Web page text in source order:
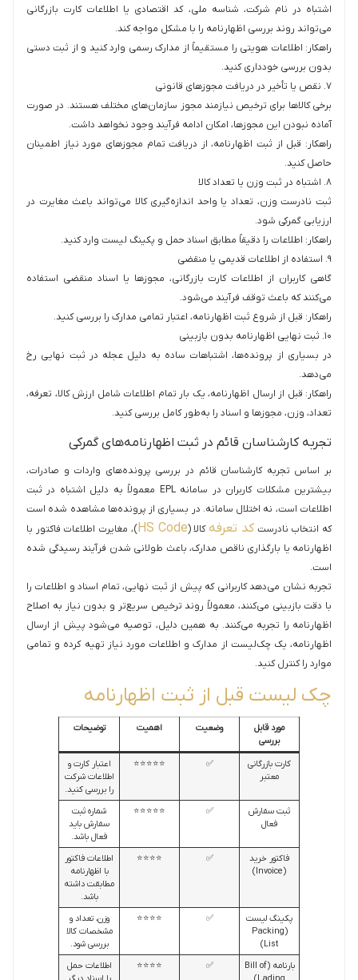
اشتباه در نام شرکت، شناسه ملی، کد اقتصادی یا اطلاعات کارت بازرگانی
می‌تواند روند بررسی اظهارنامه را با مشکل مواجه کند.
راهکار: اطلاعات هویتی را مستقیماً از مدارک رسمی وارد کنید و از ثبت دستی
بدون بررسی خودداری کنید.
۷. نقص یا تأخیر در دریافت مجوزهای قانونی
برخی کالاها برای ترخیص نیازمند مجوز سازمان‌های مختلف هستند. در صورت
آماده نبودن این مجوزها، امکان ادامه فرآیند وجود نخواهد داشت.
راهکار: قبل از ثبت اظهارنامه، از دریافت تمام مجوزهای مورد نیاز اطمینان
حاصل کنید.
۸. اشتباه در ثبت وزن یا تعداد کالا
ثبت نادرست وزن، تعداد یا واحد اندازه‌گیری کالا می‌تواند باعث مغایرت در
ارزیابی گمرکی شود.
راهکار: اطلاعات را دقیقاً مطابق اسناد حمل و پکینگ لیست وارد کنید.
۹. استفاده از اطلاعات قدیمی یا منقضی
گاهی کاربران از اطلاعات کارت بازرگانی، مجوزها یا اسناد منقضی استفاده
می‌کنند که باعث توقف فرآیند می‌شود.
راهکار: قبل از شروع ثبت اظهارنامه، اعتبار تمامی مدارک را بررسی کنید.
۱۰. ثبت نهایی اظهارنامه بدون بازبینی
در بسیاری از پرونده‌ها، اشتباهات ساده به دلیل عجله در ثبت نهایی رخ
می‌دهد.
راهکار: قبل از ارسال اظهارنامه، یک بار تمام اطلاعات شامل ارزش کالا، تعرفه،
تعداد، وزن، مجوزها و اسناد را به‌طور کامل بررسی کنید.
تجربه کارشناسان قائم در ثبت اظهارنامه‌های گمرکی
بر اساس تجربه کارشناسان قائم در بررسی پرونده‌های واردات و صادرات،
بیشترین مشکلات کاربران در سامانه EPL معمولاً به دلیل اشتباه در ثبت
اطلاعات است، نه اختلال سامانه. در بسیاری از پرونده‌ها مشاهده شده است
که انتخاب نادرست کد تعرفه کالا (HS Code)، مغایرت اطلاعات فاکتور با
اظهارنامه یا بارگذاری ناقص مدارک، باعث طولانی شدن فرآیند رسیدگی شده
است.
تجربه نشان می‌دهد کاربرانی که پیش از ثبت نهایی، تمام اسناد و اطلاعات را
با دقت بازبینی می‌کنند، معمولاً روند ترخیص سریع‌تر و بدون نیاز به اصلاح
اظهارنامه را تجربه می‌کنند. به همین دلیل، توصیه می‌شود پیش از ارسال
اظهارنامه، یک چک‌لیست از مدارک و اطلاعات مورد نیاز تهیه کرده و تمامی
موارد را کنترل کنید.
چک لیست قبل از ثبت اظهارنامه
مورد قابل
بررسی
وضعیت اهمیت توضیحات
کارت بازرگانی
معتبر
✅
⭐⭐⭐⭐⭐
اعتبار کارت و
اطلاعات شرکت
را بررسی کنید.
ثبت سفارش
فعال
✅
⭐⭐⭐⭐⭐
شماره ثبت
سفارش باید
فعال باشد.
فاکتور خرید
(Invoice)
✅
⭐⭐⭐⭐
اطلاعات فاکتور
با اظهارنامه
مطابقت داشته
باشد.
پکینگ لیست
(Packing
List)
✅
⭐⭐⭐⭐
وزن، تعداد و
مشخصات کالا
بررسی شود.
بارنامه (Bill of
✅
⭐⭐⭐⭐
اطلاعات حمل